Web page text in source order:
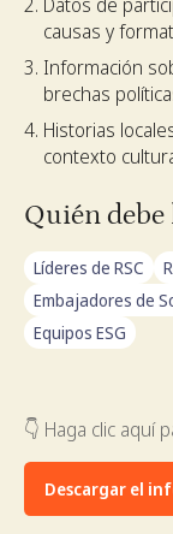
causas y
Información
brechas
Historias
contexto
Quién debe
Líderes de RSC
Embajadores de
Equipos ESG
👇 Haga clic aquí
Descargar el